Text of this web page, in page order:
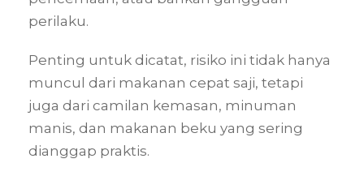
perilaku.
Penting untuk dicatat, risiko ini tidak hanya
muncul dari makanan cepat saji, tetapi
juga dari camilan kemasan, minuman
manis, dan makanan beku yang sering
dianggap praktis.